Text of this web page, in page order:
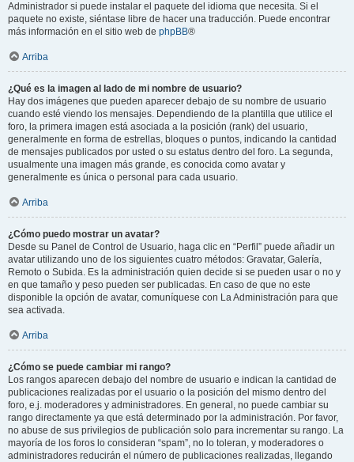
Administrador si puede instalar el paquete del idioma que necesita. Si el
paquete no existe, siéntase libre de hacer una traducción. Puede encontrar
más información en el sitio web de phpBB®
Arriba
¿Qué es la imagen al lado de mi nombre de usuario?
Hay dos imágenes que pueden aparecer debajo de su nombre de usuario
cuando esté viendo los mensajes. Dependiendo de la plantilla que utilice el
foro, la primera imagen está asociada a la posición (rank) del usuario,
generalmente en forma de estrellas, bloques o puntos, indicando la cantidad
de mensajes publicados por usted o su estatus dentro del foro. La segunda,
usualmente una imagen más grande, es conocida como avatar y
generalmente es única o personal para cada usuario.
Arriba
¿Cómo puedo mostrar un avatar?
Desde su Panel de Control de Usuario, haga clic en “Perfil” puede añadir un
avatar utilizando uno de los siguientes cuatro métodos: Gravatar, Galería,
Remoto o Subida. Es la administración quien decide si se pueden usar o no y
en que tamaño y peso pueden ser publicadas. En caso de que no este
disponible la opción de avatar, comuníquese con La Administración para que
sea activada.
Arriba
¿Cómo se puede cambiar mi rango?
Los rangos aparecen debajo del nombre de usuario e indican la cantidad de
publicaciones realizadas por el usuario o la posición del mismo dentro del
foro, e.j. moderadores y administradores. En general, no puede cambiar su
rango directamente ya que está determinado por la administración. Por favor,
no abuse de sus privilegios de publicación solo para incrementar su rango. La
mayoría de los foros lo consideran “spam”, no lo toleran, y moderadores o
administradores reducirán el número de publicaciones realizadas, llegando